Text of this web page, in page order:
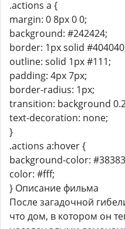
.actions a {
margin: 0 8px 0 0;
background: #242424;
border: 1px solid
outline: solid 1px #111;
padding: 4px 7px;
border-radius: 1px;
transition: background
text-decoration: none;
}
.actions a:hover {
background-color:
color: #fff;
} Описание фильма
После загадочной
что дом, в котором он